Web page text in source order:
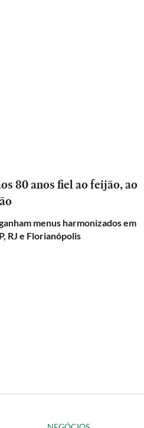
80 anos fiel ao feijão, ao
menus harmonizados em
RJ e Florianópolis